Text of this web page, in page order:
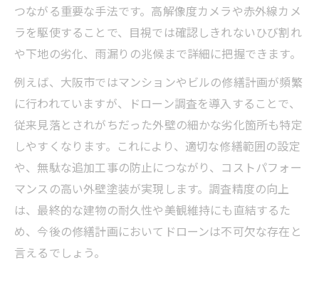
つながる重要な手法です。高解像度カメラや赤外線カメ
ラを駆使することで、目視では確認しきれないひび割れ
や下地の劣化、雨漏りの兆候まで詳細に把握できます。
例えば、大阪市ではマンションやビルの修繕計画が頻繁
に行われていますが、ドローン調査を導入することで、
従来見落とされがちだった外壁の細かな劣化箇所も特定
しやすくなります。これにより、適切な修繕範囲の設定
や、無駄な追加工事の防止につながり、コストパフォー
マンスの高い外壁塗装が実現します。調査精度の向上
は、最終的な建物の耐久性や美観維持にも直結するた
め、今後の修繕計画においてドローンは不可欠な存在と
言えるでしょう。